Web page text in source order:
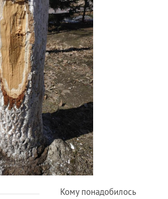
Кому понадобилось